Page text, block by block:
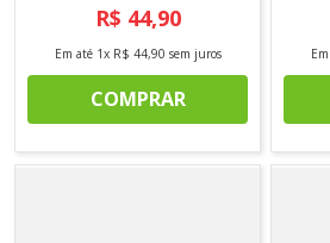
R$ 44,90
Em até 1x R$ 44,90 sem juros
COMPRAR